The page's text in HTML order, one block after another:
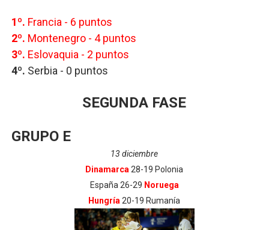
1º. Francia - 6 puntos
2º. Montenegro - 4puntos
3º. Eslovaquia - 2 puntos
4º. Serbia - 0 puntos
SEGUNDA FASE
GRUPO E
13 diciembre
Dinamarca 28-19 Polonia
España 26-29 Noruega
Hungría 20-19 Rumanía